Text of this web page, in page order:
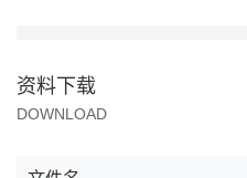
资料下载
DOWNLOAD